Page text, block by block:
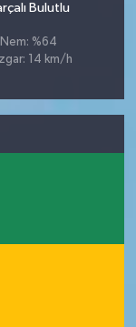
Bulutlu
Nem: %64
14 km/h